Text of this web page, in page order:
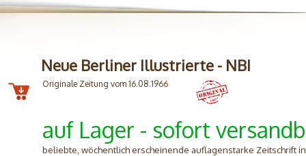
Neue Berliner Illustrierte - NBI
Originale Zeitung vom 16.08.1966
auf Lager - sofort
beliebte, wöchentlich erscheinende auflagenstarke Zeitschrift